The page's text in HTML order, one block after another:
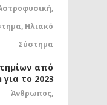
,
, Ηλιακό
Σύστημα
από
το 2023
Άνθρωπος,